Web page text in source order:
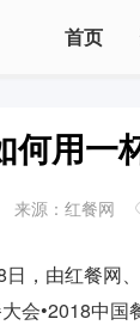
首页
何用一
来源：红餐网
日，由红餐
会•2018中国